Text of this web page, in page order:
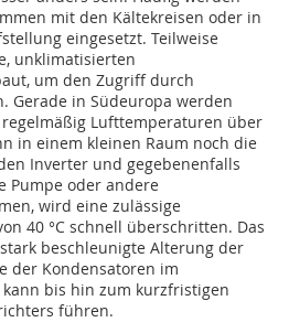
mit den Kältekreisen oder in
eingesetzt. Teilweise
unklimatisierten
um den Zugriff durch
Gerade in Südeuropa werden
Lufttemperaturen über
in einem kleinen Raum noch die
Inverter und gegebenenfalls
Pumpe oder andere
wird eine zulässige
40 °C schnell überschritten. Das
beschleunigte Alterung der
der Kondensatoren im
bis hin zum kurzfristigen
führen.